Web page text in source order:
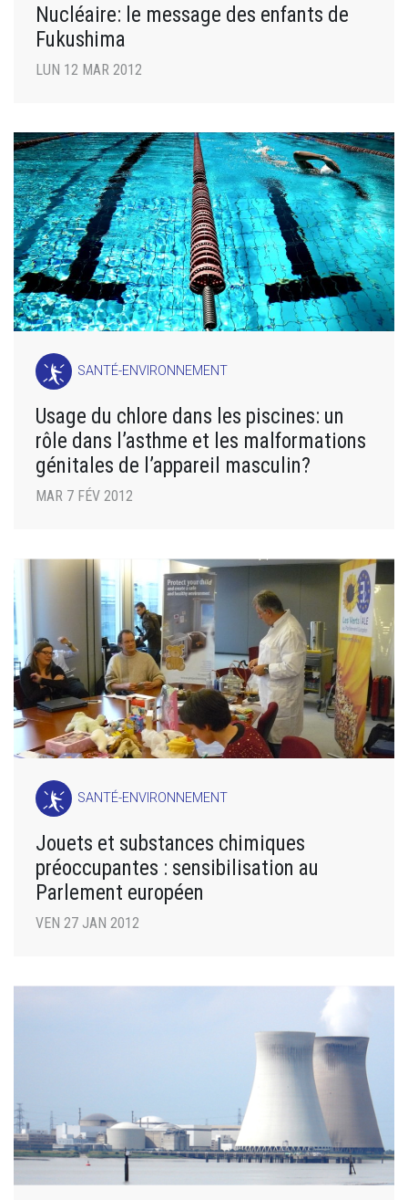
Nucléaire: le message des enfants de
Fukushima
LUN 12 MAR 2012
SANTÉ-ENVIRONNEMENT
Usage du chlore dans les piscines: un
rôle dans l’asthme et les malformations
génitales de l’appareil masculin?
MAR 7 FÉV 2012
SANTÉ-ENVIRONNEMENT
Jouets et substances chimiques
préoccupantes : sensibilisation au
Parlement européen
VEN 27 JAN 2012